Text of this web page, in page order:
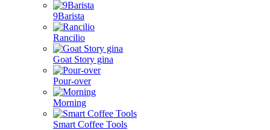
9Barista
Rancilio
Goat Story gina
Pour-over
Morning
Smart Coffee Tools